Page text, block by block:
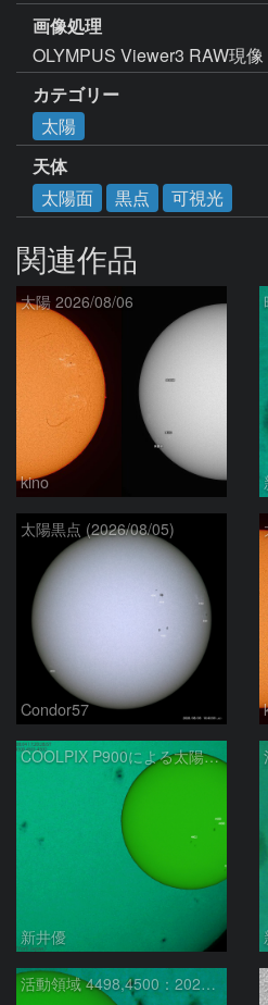
画像処理
OLYMPUS Viewer3 RAW現
カテゴリー
太陽
天体
太陽面
黒点 可視光
関連作品
太陽 2026/08/06
kino
太陽黒点 (2026/08/05)
Condor57
COOLPIX P900による太陽黒点：2026/08/04
新井優
活動領域 4498,4500：2026/07/31